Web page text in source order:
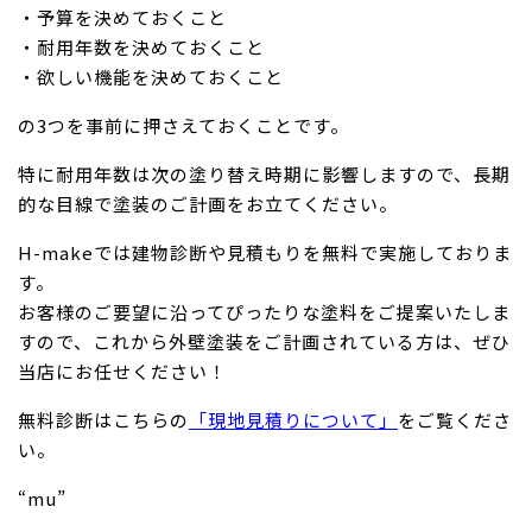
・予算を決めておくこと
・耐用年数を決めておくこと
・欲しい機能を決めておくこと
の3つを事前に押さえておくことです。
特に耐用年数は次の塗り替え時期に影響しますので、長期
的な目線で塗装のご計画をお立てください。
H-makeでは建物診断や見積もりを無料で実施しておりま
す。
お客様のご要望に沿ってぴったりな塗料をご提案いたしま
すので、これから外壁塗装をご計画されている方は、ぜひ
当店にお任せください！
無料診断はこちらの 「現地見積りについて」 をご覧くださ
い。
“mu”